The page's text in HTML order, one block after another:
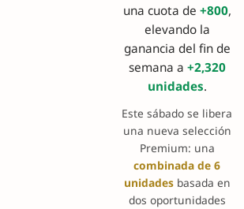
una cuota de +800,
elevando la
ganancia del fin de
semana a +2,320
unidades.
Este sábado se libera
una nueva selección
Premium: una
combinada de 6
unidadesbasada en
dos oportunidades